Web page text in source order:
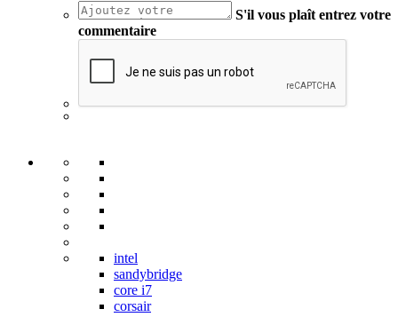
S'il vous plaît entrez votre
commentaire
intel
sandybridge
core i7
corsair